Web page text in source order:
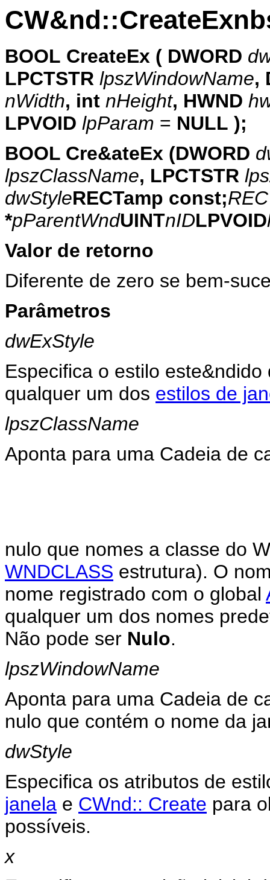
BOOL CreateEx ( DWORD
LPCTSTR lpszWindowName,
nWidth, int nHeight, HWND
LPVOID lpParam = NULL );
BOOL Cre&ateEx (DWORD
lpszClassName, LPCTSTR
dwStyleRECTamp const;
*pParentWndUINTnIDLPVOID
Valor de retorno
Diferente de zero se bem-
Parâmetros
dwExStyle
Especifica o estilo
qualquer um dos estilos de
lpszClassName
Aponta para uma Cadeia de
nulo que nomes a classe do
WNDCLASS estrutura). O
nome registrado com o global
qualquer um dos nomes
Não pode ser Nulo.
lpszWindowName
Aponta para uma Cadeia de
nulo que contém o nome da
dwStyle
Especifica os atributos de
janela e CWnd:: Create para
possíveis.
x